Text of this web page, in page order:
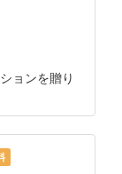
ョンを贈り